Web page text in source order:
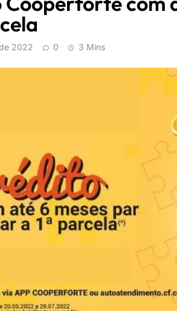
2022 0 3 Mins